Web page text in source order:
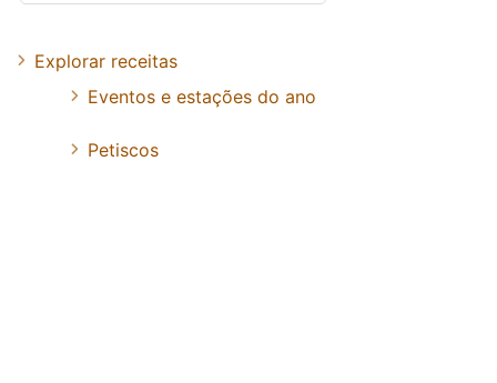
Explorar receitas
Eventos e estações do ano
Petiscos